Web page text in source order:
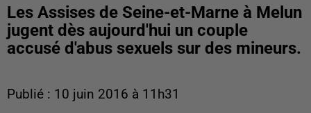
Les Assises de Seine-et-Marne à Melun
jugent dès aujourd'hui un couple
accusé d'abus sexuels sur des mineurs.
Publié : 10 juin 2016 à 11h31